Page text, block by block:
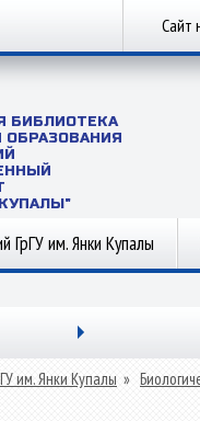
Сайт
БИБЛИОТЕКА
ГрГУ им. Янки Купалы
им. Янки Купалы »